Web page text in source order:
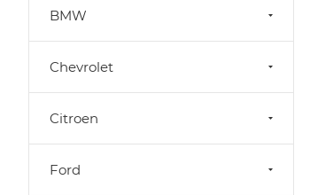
BMW
Chevrolet
Citroen
Ford